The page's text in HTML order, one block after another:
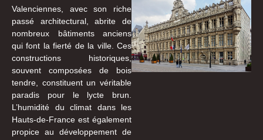
Valenciennes, avec son riche
passé architectural, abrite de
nombreux bâtiments anciens
qui font la fierté de la ville. Ces
constructions historiques,
souvent composées de bois
tendre, constituent un véritable
paradis pour le lycte brun.
L’humidité du climat dans les
Hauts-de-France est également
propice au développement de